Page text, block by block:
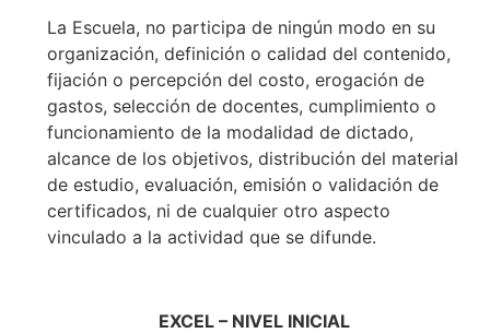
La Escuela, no participa de ningún modo en su
organización, definición o calidad del contenido,
fijación o percepción del costo, erogación de
gastos, selección de docentes, cumplimiento o
funcionamiento de la modalidad de dictado,
alcance de los objetivos, distribución del material
de estudio, evaluación, emisión o validación de
certificados, ni de cualquier otro aspecto
vinculado a la actividad que se difunde.
EXCEL – NIVEL INICIAL